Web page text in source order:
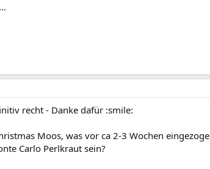
recht - Danke dafür :smile:
Moos, was vor ca 2-3 Wochen
Carlo Perlkraut sein?